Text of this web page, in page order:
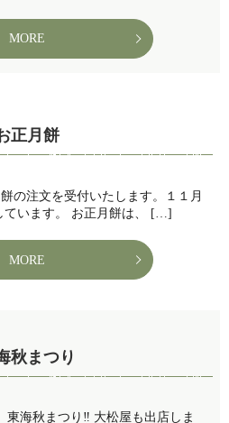
MORE
正月餅
の注文を受付いたします。１１月
ています。 お正月餅は、 […]
MORE
秋まつり
東海秋まつり‼️ 大松屋も出店しま